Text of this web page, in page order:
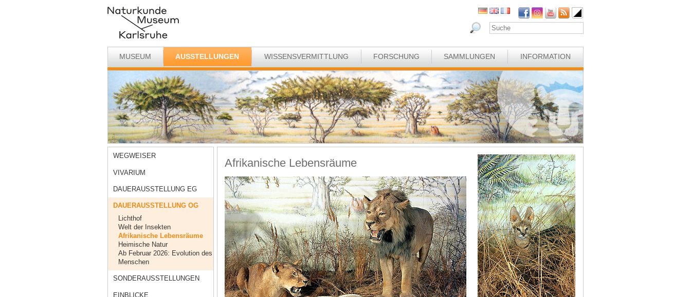
MUSEUM AUSSTELLUNGEN WISSENSVERMITTLUNG FORSCHUNG SAMMLUNGEN INFORMATION
WEGWEISER
VIVARIUM
DAUERAUSSTELLUNG EG
DAUERAUSSTELLUNG OG
Lichthof
Welt der Insekten
Afrikanische Lebensräume
Heimische Natur
Ab Februar 2026: Evolution des
Menschen
SONDERAUSSTELLUNGEN
EINBLICKE
Afrikanische Lebensräume